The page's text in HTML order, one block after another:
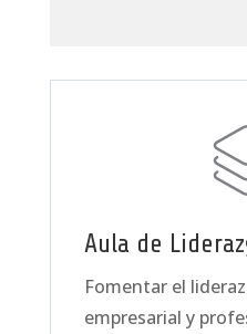
Aula de
Fomentar el
empresarial y